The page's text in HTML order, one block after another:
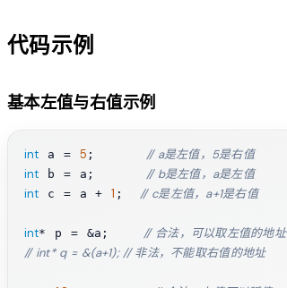
代码示例
基本左值与右值示例
int a = 5 ; // a是左值，5是右值
int b = a; // b是左值，a是左值
int c = a + 1 ; // c是左值，a+1是右值
int* p = &a; // 合法，可以取左值的地址
// int* q = &(a+1); // 非法，不能取右值的地址